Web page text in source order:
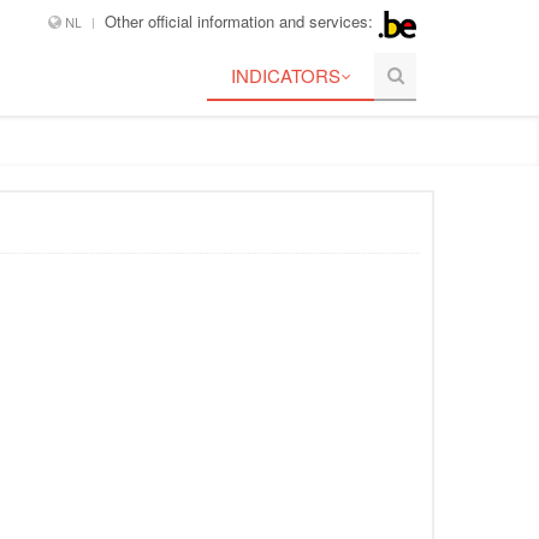
NL Other official information and services:
INDICATORS